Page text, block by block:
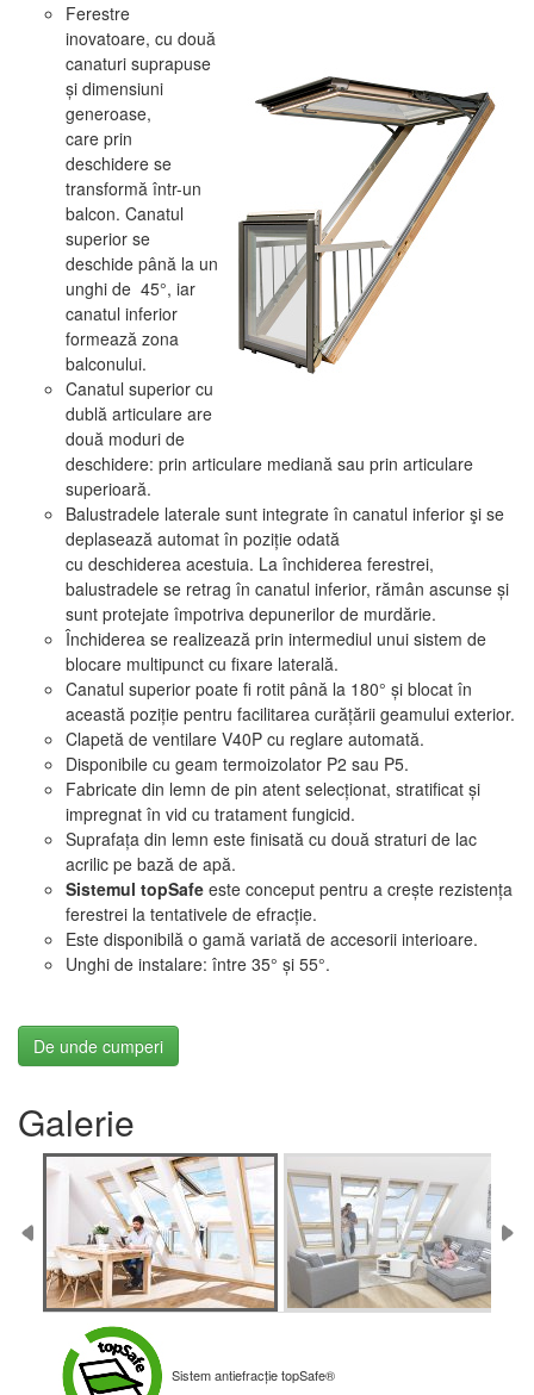
Ferestre
inovatoare, cu două
canaturi suprapuse
și dimensiuni
generoase,
care prin
deschidere se
transformă într-un
balcon. Canatul
superior se
deschide până la un
unghi de 45°, iar
canatul inferior
formează zona
balconului.
Canatul superior cu
dublă articulare are
două moduri de
deschidere: prin articulare mediană sau prin articulare
superioară.
Balustradele laterale sunt integrate în canatul inferior şi se
deplasează automat în poziție odată
cu deschiderea acestuia. La închiderea ferestrei,
balustradele se retrag în canatul inferior, rămân ascunse și
sunt protejate împotriva depunerilor de murdărie.
Închiderea se realizează prin intermediul unui sistem de
blocare multipunct cu fixare laterală.
Canatul superior poate fi rotit până la 180° și blocat în
această poziție pentru facilitarea curățării geamului exterior.
Clapetă de ventilare V40P cu reglare automată.
Disponibile cu geam termoizolator P2 sau P5.
Fabricate din lemn de pin atent selecționat, stratificat și
impregnat în vid cu tratament fungicid.
Suprafața din lemn este finisată cu două straturi de lac
acrilic pe bază de apă.
Sistemul topSafe este conceput pentru a crește rezistența
ferestrei la tentativele de efracție.
Este disponibilă o gamă variată de accesorii interioare.
Unghi de instalare: între 35° și 55°.
De unde cumperi
Galerie
Sistem antiefracție topSafe®